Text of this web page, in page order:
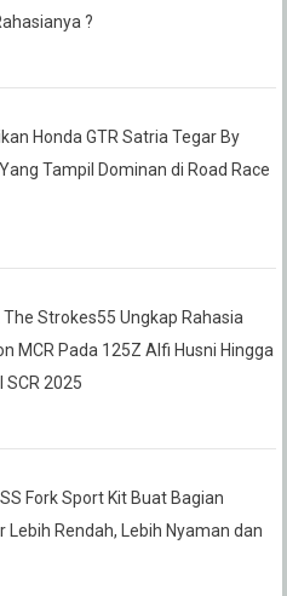
?
Honda GTR Satria Tegar By
Tampil Dominan di Road Race
Strokes55 Ungkap Rahasia
MCR Pada 125Z Alfi Husni Hingga
SCR 2025
Fork Sport Kit Buat Bagian
Lebih Rendah, Lebih Nyaman dan